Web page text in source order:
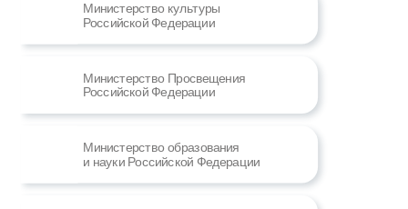
Министерство культуры
Российской Федерации
Министерство Просвещения
Российской Федерации
Министерство образования
и науки Российской Федерации